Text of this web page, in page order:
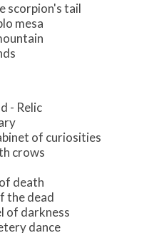
scorpion's tail
mesa
- Relic
of curiosities
crows
death
the dead
of darkness
dance